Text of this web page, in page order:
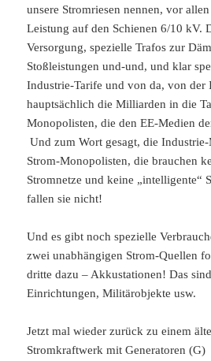
unsere Stromriesen nennen, vor
Leistung auf den Schienen 6/10 kV.
Versorgung, spezielle Trafos zur
Stoßleistungen und-und, und klar
Industrie-Tarife und von da, von der
hauptsächlich die Milliarden in die
Monopolisten, die den EE-Medien
Und zum Wort gesagt, die
Strom-Monopolisten, die brauchen
Stromnetze und keine „intelligente“
fallen sie nicht!
Und es gibt noch spezielle
zwei unabhängigen Strom-Quellen
dritte dazu – Akkustationen! Das
Einrichtungen, Militärobjekte usw.
Jetzt mal wieder zurück zu einem
Stromkraftwerk mit Generatoren